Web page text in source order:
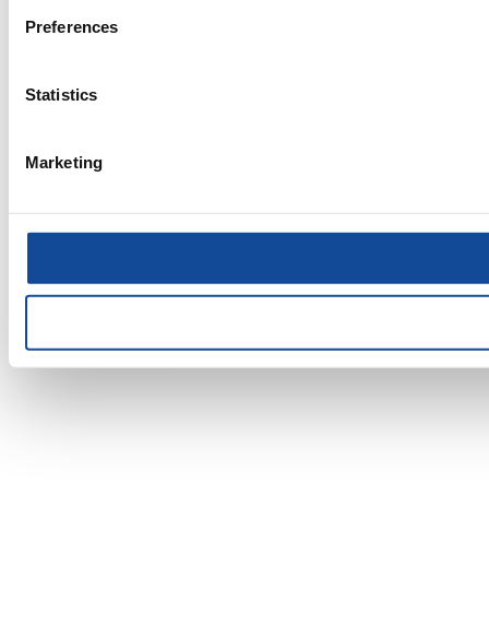
Preferences
Statistics
Marketing